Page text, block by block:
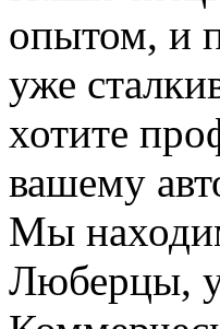
опытом, и
уже
хотите
вашему
Мы
Люберцы,